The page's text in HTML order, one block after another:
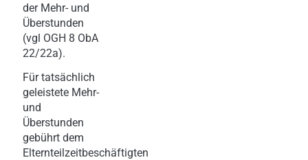
der Mehr- und
Überstunden
(vgl OGH 8 ObA
22/22a).
Für tatsächlich
geleistete Mehr-
und
Überstunden
gebührt dem
Elternteilzeitbeschäftigten